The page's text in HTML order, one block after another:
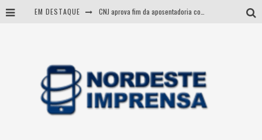
EM DESTAQUE
Entenda como governo Fábio tirou Sergipe da pior classificação fiscal e levou à nota máxima do Tesouro Nacional